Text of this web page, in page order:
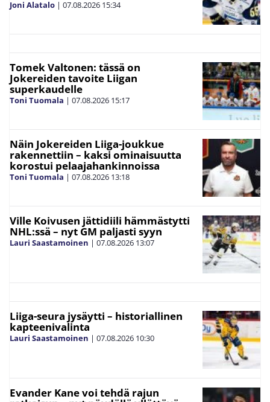
Joni Alatalo | 07.08.2026 15:34
Tomek Valtonen: tässä on
Jokereiden tavoite Liigan
superkaudelle
Toni Tuomala | 07.08.2026 15:17
Näin Jokereiden Liiga-joukkue
rakennettiin – kaksi ominaisuutta
korostui pelaajahankinnoissa
Toni Tuomala | 07.08.2026 13:18
Ville Koivusen jättidiili hämmästytti
NHL:ssä – nyt GM paljasti syyn
Lauri Saastamoinen | 07.08.2026 13:07
Liiga-seura jysäytti – historiallinen
kapteenivalinta
Lauri Saastamoinen | 07.08.2026 10:30
Evander Kane voi tehdä rajun